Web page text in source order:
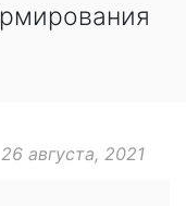
августа, 2021